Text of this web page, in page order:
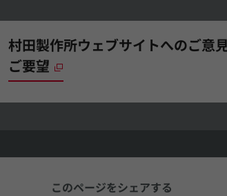
村田製作所ウェブサイトへのご意
ご要望
このページをシェアする